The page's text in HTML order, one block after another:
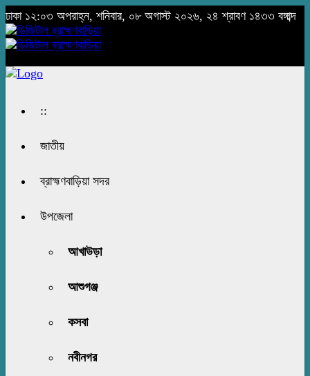
ঢাকা ১২:০৩ অপরাহ্ন, শনিবার, ০৮ অগাস্ট ২০২৬, ২৪ শ্রাবণ ১৪৩৩ বঙ্গাব্দ
::
জাতীয়
ব্রাহ্মণবাড়িয়া সদর
উপজেলা
আখাউড়া
আশুগঞ্জ
কসবা
নবীনগর